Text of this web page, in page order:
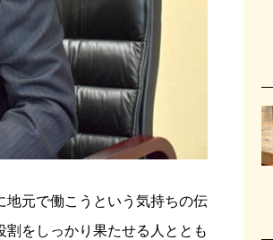
地元で働こうという気持ちの伝
をしっかり果たせる人ととも